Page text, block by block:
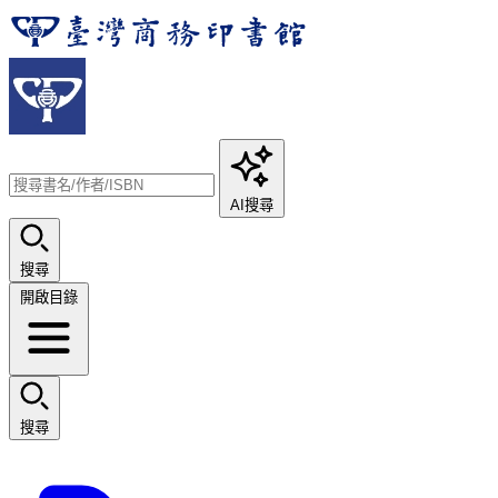
AI搜尋
搜尋
開啟目錄
搜尋